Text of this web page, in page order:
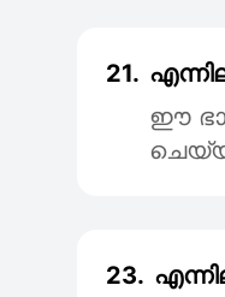
21.
ഈ
23.